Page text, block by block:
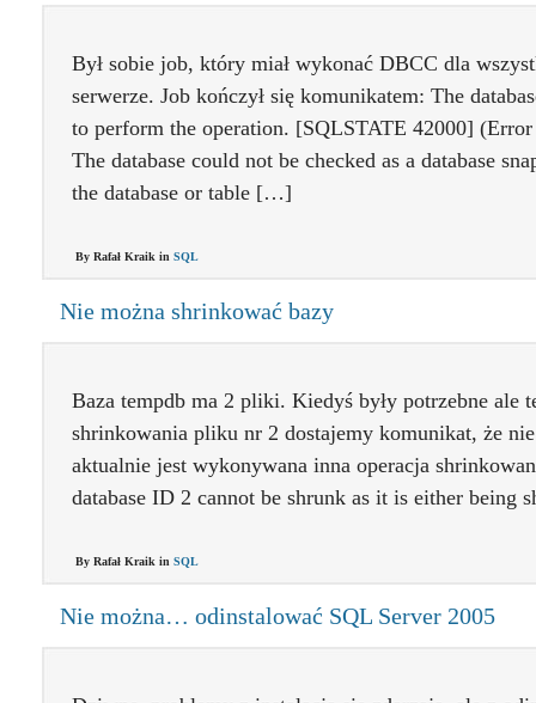
Był sobie job, który miał wykonać DBCC dla
serwerze. Job kończył się komunikatem: The
to perform the operation. [SQLSTATE 42000]
The database could not be checked as a database
the database or table […]
By Rafał Kraik in SQL
Nie można shrinkować bazy
Baza tempdb ma 2 pliki. Kiedyś były potrzebne ale
shrinkowania pliku nr 2 dostajemy komunikat, że
aktualnie jest wykonywana inna operacja
database ID 2 cannot be shrunk as it is either
By Rafał Kraik in SQL
Nie można… odinstalować SQL Server 2005